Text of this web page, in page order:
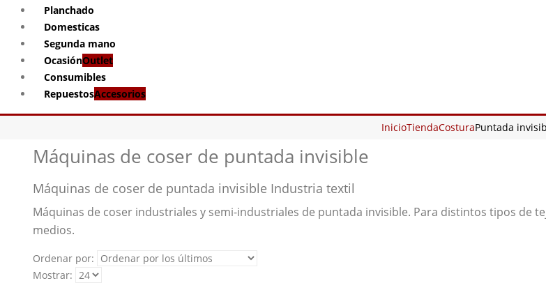
Planchado
Domesticas
Segunda mano
OcasiónOutlet
Consumibles
RepuestosAccesorios
InicioTiendaCosturaPuntada
Máquinas de coser de puntada invisible
Máquinas de coser de puntada invisible Industria textil
Máquinas de coser industriales y semi-industriales de puntada invisible. Para distintos tipos de
medios.
Ordenar por:
Mostrar: